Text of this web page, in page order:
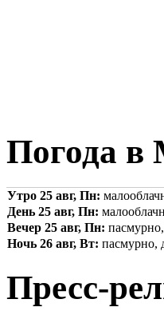
Погода в
Утро 25 авг, Пн:
День 25 авг, Пн:
Вечер 25 авг, Пн:
Ночь 26 авг, Вт: пасмурно,
Пресс-